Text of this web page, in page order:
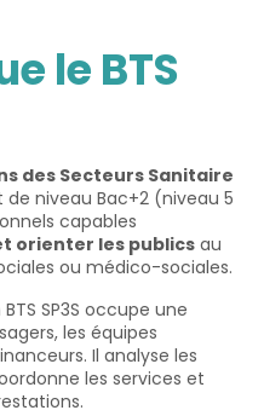
le BTS
des Secteurs Sanitaire
de niveau Bac+2 (niveau 5
capables
orienter les publics au
ou médico-sociales.
SP3S occupe une
les équipes
Il analyse les
les services et